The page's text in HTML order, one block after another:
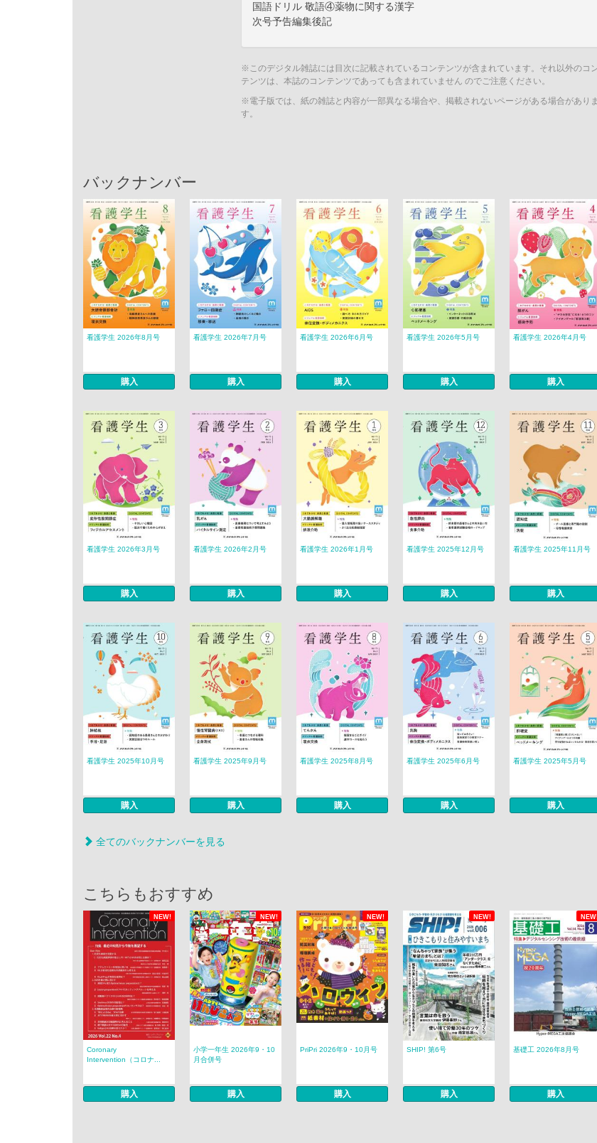
国語ドリル 敬語④薬物に関する漢字
次号予告編集後記
※このデジタル雑誌には目次に記載されているコンテンツが含まれています。それ以外のコ
テンツは、本誌のコンテンツであっても含まれていません のでご注意ください。
※電子版では、紙の雑誌と内容が一部異なる場合や、掲載されないページがある場合がありま
す。
バックナンバー
看護学生 2026年8月号
購入
看護学生 2026年7月号
購入
看護学生 2026年6月号
購入
看護学生 2026年5月号
購入
看護学生 2026年4月号
購入
看護学生 2026年3月号
購入
看護学生 2026年2月号
購入
看護学生 2026年1月号
購入
看護学生 2025年12月号
購入
看護学生 2025年11月号
購入
看護学生 2025年10月号
購入
看護学生 2025年9月号
購入
看護学生 2025年8月号
購入
看護学生 2025年6月号
購入
看護学生 2025年5月号
購入
全てのバックナンバーを見る
こちらもおすすめ
NEW! NEW! NEW! NEW!
Coronary
Intervention（コロナ...
購入
小学一年生 2026年9・10
月合併号
購入
PriPri 2026年9・10月号
購入
SHIP! 第6号
購入
基礎工 2026年8月号
購入